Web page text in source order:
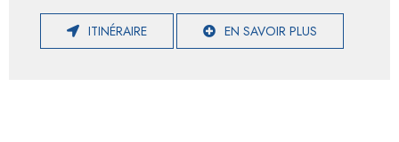
ITINÉRAIRE EN SAVOIR PLUS